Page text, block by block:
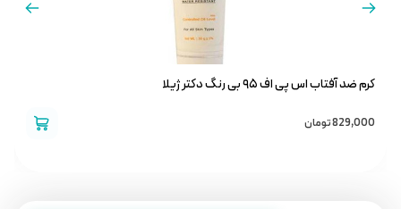
کرم ضد آفتاب اس پی اف ۹۵ بی رنگ دکتر ژیلا
829,000تومان